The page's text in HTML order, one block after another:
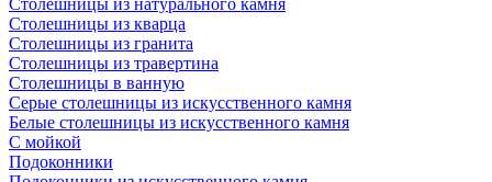
Столешницы из натурального камня
Столешницы из кварца
Столешницы из гранита
Столешницы из травертина
Столешницы в ванную
Серые столешницы из искусственного камня
Белые столешницы из искусственного камня
С мойкой
Подоконники